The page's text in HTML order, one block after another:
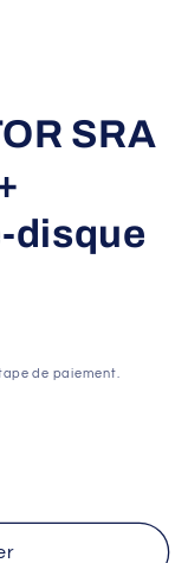
SRA
disque
de paiement.